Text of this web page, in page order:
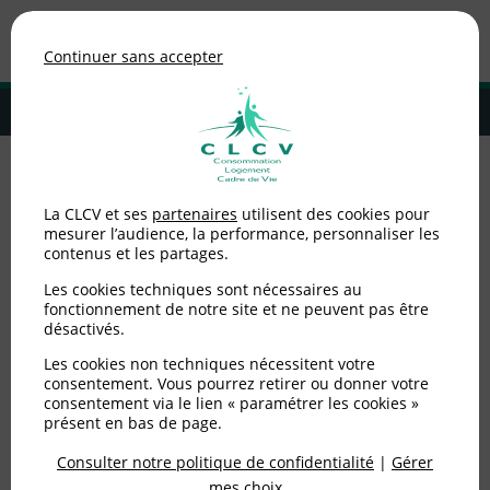
MENU
Adhérer à la CLCV
mobilisation exemplaire
Saint-Etienne : une
mobilisation exemplaire
Publié le17/11/2015(mis à jour le29/01/2020)
Environnement / Santé
Continuer sans accepter
La CLCV et ses partenaires utilisent des cookies pour
mesurer l’audience, la performance, personnaliser les
contenus et les partages.
Les cookies techniques sont nécessaires au
fonctionnement de notre site et ne peuvent pas être
désactivés.
Les cookies non techniques nécessitent votre
consentement. Vous pourrez retirer ou donner votre
consentement via le lien « paramétrer les cookies »
présent en bas de page.
Consulter notre politique de confidentialité | Gérer